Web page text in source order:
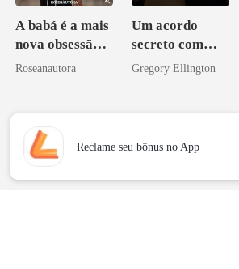
A babá é a mais
nova obsessão
do CEO
Roseanautora
Um acordo
secreto com
meu chefe
Gregory Ellington
Reclame seu bônus no App